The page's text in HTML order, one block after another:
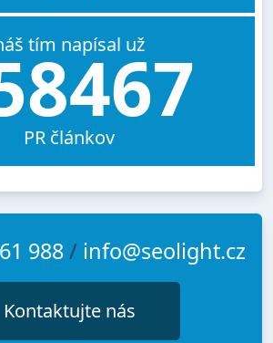
tím napísal už
PR článkov
988/ info@seolight.cz
Kontaktujte nás